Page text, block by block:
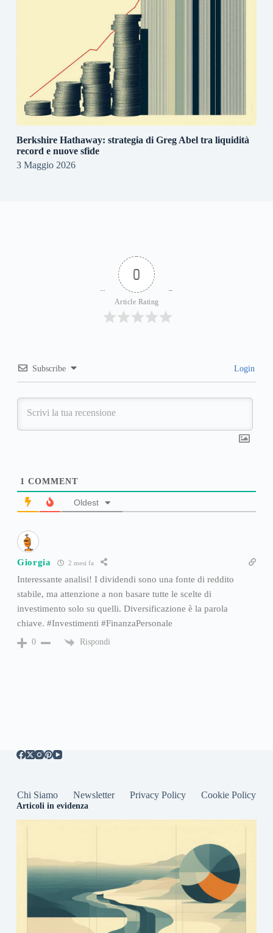
Berkshire Hathaway: strategia di Greg Abel tra liquidità
record e nuove sfide
3 Maggio 2026
0
Article Rating
Subscribe Login
1 COMMENT
Oldest
Giorgia 2 mesi fa
Interessante analisi! I dividendi sono una fonte di reddito
stabile, ma attenzione a non basare tutte le scelte di
investimento solo su quelli. Diversificazione è la parola
chiave. #Investimenti #FinanzaPersonale
0 Rispondi
Chi Siamo Newsletter Privacy Policy Cookie Policy
Articoli in evidenza